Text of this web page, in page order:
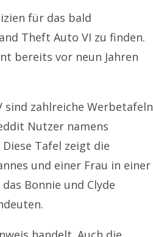
für das bald
Theft Auto VI zu finden.
bereits vor neun Jahren
sind zahlreiche Werbetafeln
Nutzer namens
Tafel zeigt die
und einer Frau in einer
Bonnie und Clyde